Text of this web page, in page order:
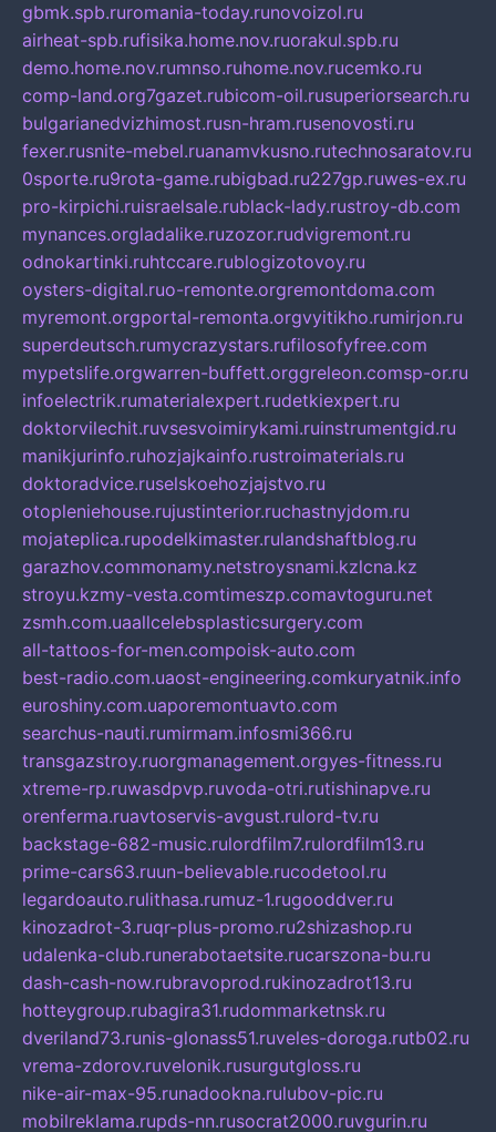
gbmk.spb.ruromania-today.runovoizol.ru
airheat-spb.rufisika.home.nov.ruorakul.spb.ru
demo.home.nov.rumnso.ruhome.nov.rucemko.ru
comp-land.org7gazet.rubicom-oil.rusuperiorsearch.ru
bulgarianedvizhimost.rusn-hram.rusenovosti.ru
fexer.rusnite-mebel.ruanamvkusno.rutechnosaratov.ru
0sporte.ru9rota-game.rubigbad.ru227gp.ruwes-ex.ru
pro-kirpichi.ruisraelsale.rublack-lady.rustroy-db.com
mynances.orgladalike.ruzozor.rudvigremont.ru
odnokartinki.ruhtccare.rublogizotovoy.ru
oysters-digital.ruo-remonte.orgremontdoma.com
myremont.orgportal-remonta.orgvyitikho.rumirjon.ru
superdeutsch.rumycrazystars.rufilosofyfree.com
mypetslife.orgwarren-buffett.orggreleon.comsp-or.ru
infoelectrik.rumaterialexpert.rudetkiexpert.ru
doktorvilechit.ruvsesvoimirykami.ruinstrumentgid.ru
manikjurinfo.ruhozjajkainfo.rustroimaterials.ru
doktoradvice.ruselskoehozjajstvo.ru
otopleniehouse.rujustinterior.ruchastnyjdom.ru
mojateplica.rupodelkimaster.rulandshaftblog.ru
garazhov.commonamy.netstroysnami.kzlcna.kz
stroyu.kzmy-vesta.comtimeszp.comavtoguru.net
zsmh.com.uaallcelebsplasticsurgery.com
all-tattoos-for-men.compoisk-auto.com
best-radio.com.uaost-engineering.comkuryatnik.info
euroshiny.com.uaporemontuavto.com
searchus-nauti.rumirmam.infosmi366.ru
transgazstroy.ruorgmanagement.orgyes-fitness.ru
xtreme-rp.ruwasdpvp.ruvoda-otri.rutishinapve.ru
orenferma.ruavtoservis-avgust.rulord-tv.ru
backstage-682-music.rulordfilm7.rulordfilm13.ru
prime-cars63.ruun-believable.rucodetool.ru
legardoauto.rulithasa.rumuz-1.rugooddver.ru
kinozadrot-3.ruqr-plus-promo.ru2shizashop.ru
udalenka-club.runerabotaetsite.rucarszona-bu.ru
dash-cash-now.rubravoprod.rukinozadrot13.ru
hotteygroup.rubagira31.rudommarketnsk.ru
dveriland73.runis-glonass51.ruveles-doroga.rutb02.ru
vrema-zdorov.ruvelonik.rusurgutgloss.ru
nike-air-max-95.runadookna.rulubov-pic.ru
mobilreklama.rupds-nn.rusocrat2000.ruvgurin.ru